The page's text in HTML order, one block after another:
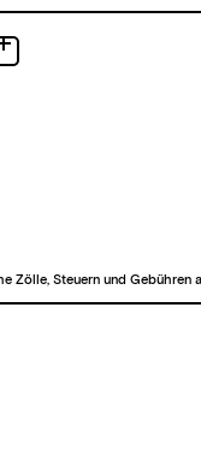
Zölle, Steuern und Gebühren